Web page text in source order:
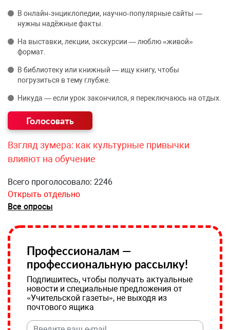
В онлайн‑энциклопедии, научно‑популярные сайты —
нужны надёжные факты.
На выставки, лекции, экскурсии — люблю «живой»
формат.
В библиотеку или книжный — ищу книгу, чтобы
погрузиться в тему глубже.
Никуда — если урок закончился, я переключаюсь на отдых.
Взгляд зумера: как культурные привычки
влияют на обучение
Всего проголосовало: 2246
Открыть отдельно
Все опросы
Профессионалам —
профессиональную рассылку!
Подпишитесь, чтобы получать актуальные
новости и специальные предложения от
«Учительской газеты», не выходя из
почтового ящика